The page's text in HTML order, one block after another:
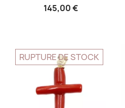
145,00 €
RUPTURE DE STOCK